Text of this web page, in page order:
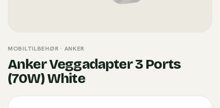
MOBILTILBEHØR · ANKER
Anker Veggadapter 3 Ports
(70W) White